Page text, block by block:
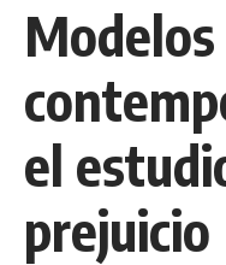
Modelos
el
prejuicio